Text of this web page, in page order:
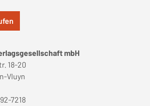
mbH
18-20
Vluyn
7218